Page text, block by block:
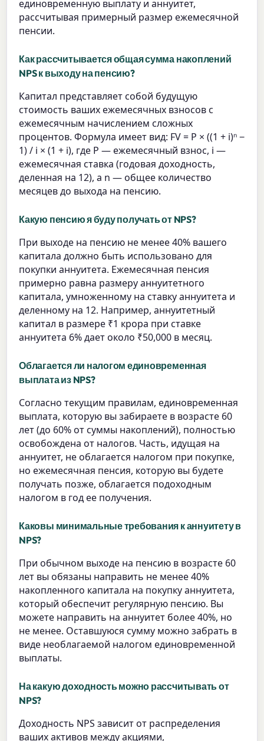
единовременную выплату и аннуитет,
рассчитывая примерный размер ежемесячной
пенсии.
Как рассчитывается общая сумма накоплений
NPS к выходу на пенсию?
Капитал представляет собой будущую
стоимость ваших ежемесячных взносов с
ежемесячным начислением сложных
процентов. Формула имеет вид: FV = P × ((1 + i)ⁿ −
1) / i × (1 + i), где P — ежемесячный взнос, i —
ежемесячная ставка (годовая доходность,
деленная на 12), а n — общее количество
месяцев до выхода на пенсию.
Какую пенсию я буду получать от NPS?
При выходе на пенсию не менее 40% вашего
капитала должно быть использовано для
покупки аннуитета. Ежемесячная пенсия
примерно равна размеру аннуитетного
капитала, умноженному на ставку аннуитета и
деленному на 12. Например, аннуитетный
капитал в размере ₹1 крора при ставке
аннуитета 6% дает около ₹50,000 в месяц.
Облагается ли налогом единовременная
выплата из NPS?
Согласно текущим правилам, единовременная
выплата, которую вы забираете в возрасте 60
лет (до 60% от суммы накоплений), полностью
освобождена от налогов. Часть, идущая на
аннуитет, не облагается налогом при покупке,
но ежемесячная пенсия, которую вы будете
получать позже, облагается подоходным
налогом в год ее получения.
Каковы минимальные требования к аннуитету в
NPS?
При обычном выходе на пенсию в возрасте 60
лет вы обязаны направить не менее 40%
накопленного капитала на покупку аннуитета,
который обеспечит регулярную пенсию. Вы
можете направить на аннуитет более 40%, но
не менее. Оставшуюся сумму можно забрать в
виде необлагаемой налогом единовременной
выплаты.
На какую доходность можно рассчитывать от
NPS?
Доходность NPS зависит от распределения
ваших активов между акциями,